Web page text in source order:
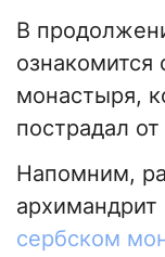
В
ознакомится
монастыря,
пострадал
Напомним,
сербском